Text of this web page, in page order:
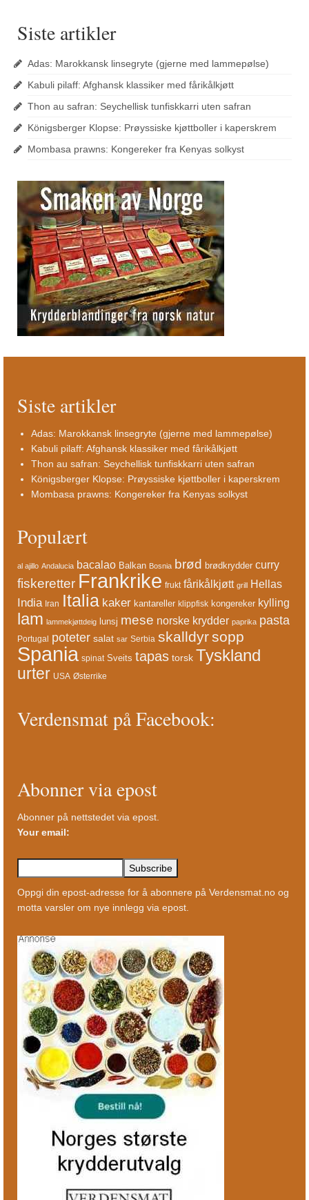
Siste artikler
Adas: Marokkansk linsegryte (gjerne med lammepølse)
Kabuli pilaff: Afghansk klassiker med fårikålkjøtt
Thon au safran: Seychellisk tunfiskkarri uten safran
Königsberger Klopse: Prøyssiske kjøttboller i kaperskrem
Mombasa prawns: Kongereker fra Kenyas solkyst
Siste artikler
Adas: Marokkansk linsegryte (gjerne med lammepølse)
Kabuli pilaff: Afghansk klassiker med fårikålkjøtt
Thon au safran: Seychellisk tunfiskkarri uten safran
Königsberger Klopse: Prøyssiske kjøttboller i kaperskrem
Mombasa prawns: Kongereker fra Kenyas solkyst
Populært
al ajillo Andalucia bacalao Balkan Bosnia brød brødkrydder curry
fiskeretter Frankrike frukt fårikålkjøtt grill Hellas
India Iran Italia kaker kantareller klippfisk kongereker kylling
lam lammekjøttdeig lunsj mese norske krydder paprika pasta
Portugal poteter salat sar Serbia skalldyrsopp
Spania spinat Sveits tapas torsk Tyskland
urter USA Østerrike
Verdensmat på Facebook:
Abonner via epost
Abonner på nettstedet via epost.
Your email:
Oppgi din epost-adresse for å abonnere på Verdensmat.no og
motta varsler om nye innlegg via epost.